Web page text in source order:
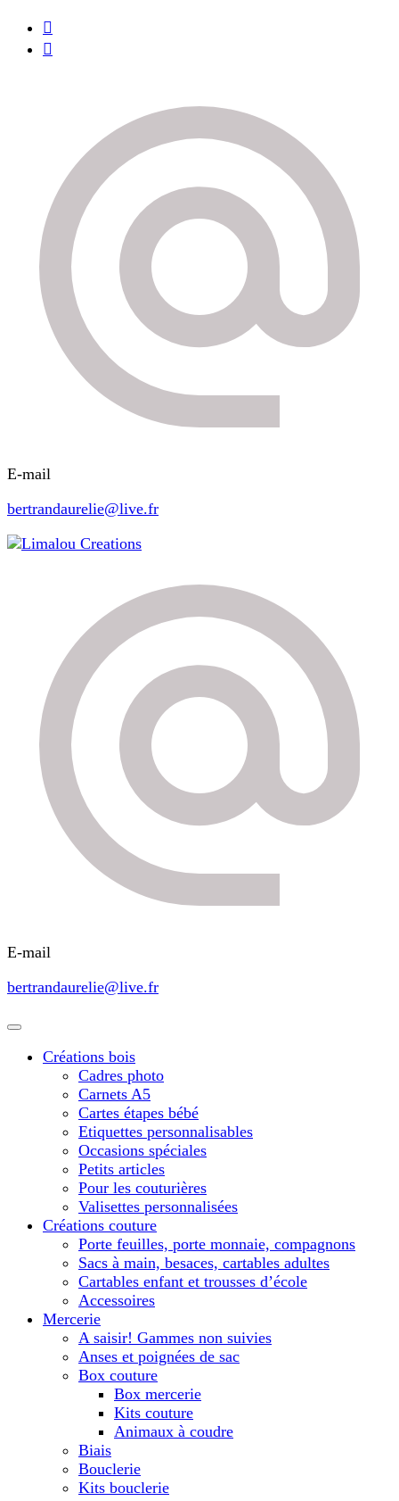
E-mail
bertrandaurelie@live.fr
Limalou Creations
E-mail
bertrandaurelie@live.fr
Créations bois
Cadres photo
Carnets A5
Cartes étapes bébé
Etiquettes personnalisables
Occasions spéciales
Petits articles
Pour les couturières
Valisettes personnalisées
Créations couture
Porte feuilles, porte monnaie, compagnons
Sacs à main, besaces, cartables adultes
Cartables enfant et trousses d’école
Accessoires
Mercerie
A saisir! Gammes non suivies
Anses et poignées de sac
Box couture
Box mercerie
Kits couture
Animaux à coudre
Biais
Bouclerie
Kits bouclerie